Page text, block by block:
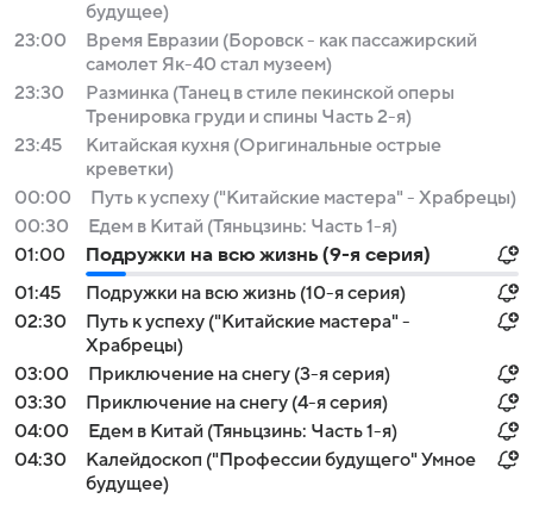
будущее)
23:00
Время Евразии (Боровск - как пассажирский
самолет Як-40 стал музеем)
23:30
Разминка (Танец в стиле пекинской оперы
Тренировка груди и спины Часть 2-я)
23:45
Китайская кухня (Оригинальные острые
креветки)
00:00
Путь к успеху ("Китайские мастера" - Храбрецы)
00:30
Едем в Китай (Тяньцзинь: Часть 1-я)
01:00
Подружки на всю жизнь (9-я серия)
01:45
Подружки на всю жизнь (10-я серия)
02:30
Путь к успеху ("Китайские мастера" -
Храбрецы)
03:00
Приключение на снегу (3-я серия)
03:30
Приключение на снегу (4-я серия)
04:00
Едем в Китай (Тяньцзинь: Часть 1-я)
04:30
Калейдоскоп ("Профессии будущего" Умное
будущее)